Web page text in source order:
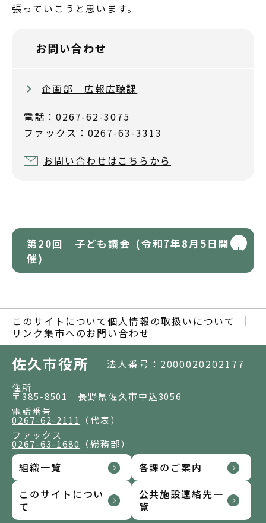
張っていこうと思います。
お問い合わせ
企画部 広報広聴課
電話：0267-62-3075
ファックス：0267-63-3313
お問い合わせはこちらから
第20回 子ども議会 (令和7年8月5日開
催)
このサイトについて 個人情報の取扱いについて
リンク集市へのお問い合わせ
佐久市役所 法人番号：2000020202177
住所
〒385-8501 長野県佐久市中込3056
電話番号
0267-62-2111
（代表）
ファックス
0267-63-1680 （総務部）
組織一覧
各課のご案内
このサイトについ
て
公共施設連絡先一
覧